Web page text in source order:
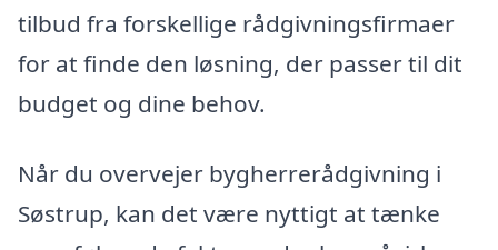
tilbud fra forskellige rådgivningsfirmaer
for at finde den løsning, der passer til dit
budget og dine behov.
Når du overvejer bygherrerådgivning i
Søstrup, kan det være nyttigt at tænke